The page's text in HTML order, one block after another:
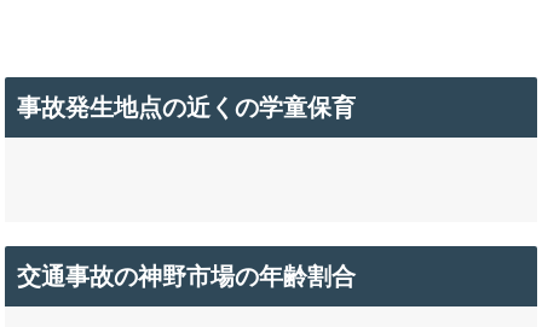
事故発生地点の近くの学童保育
交通事故の神野市場の年齢割合